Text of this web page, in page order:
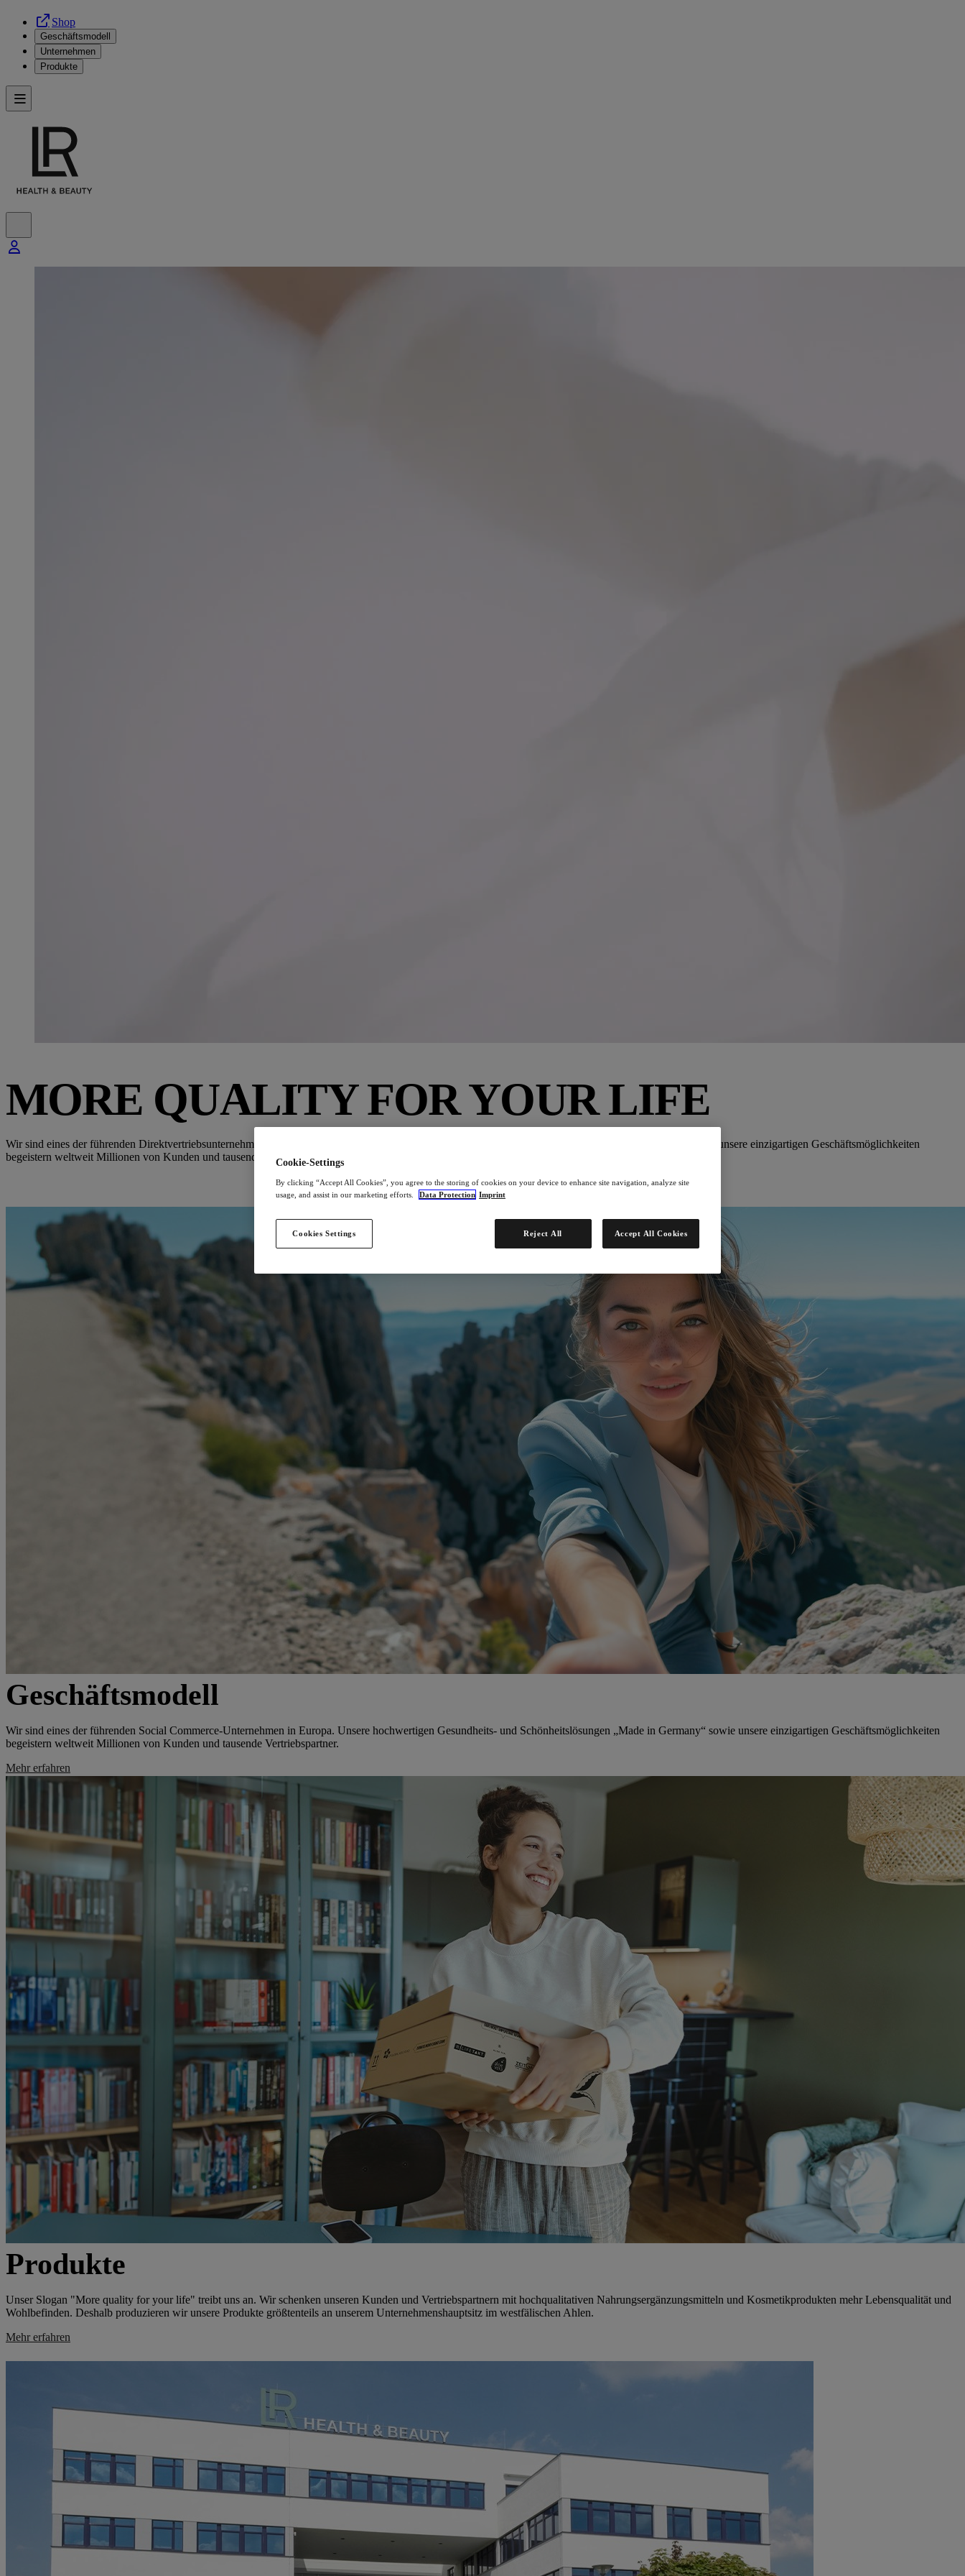
Shop
Geschäftsmodell
Unternehmen
Produkte
MORE QUALITY FOR YOUR LIFE
Wir sind eines der führenden Direktvertriebsunternehmen in Europa. Unsere hochwertigen Gesundheits- und Schönheitsprodukte „Made in Germany“ sowie unsere einzigartigen Geschäftsmöglichkeiten
begeistern weltweit Millionen von Kunden und tausende Vertriebspartner.
Geschäftsmodell
Wir sind eines der führenden Social Commerce-Unternehmen in Europa. Unsere hochwertigen Gesundheits- und Schönheitslösungen „Made in Germany“ sowie unsere einzigartigen Geschäftsmöglichkeiten
begeistern weltweit Millionen von Kunden und tausende Vertriebspartner.
Mehr erfahren
Produkte
Unser Slogan "More quality for your life" treibt uns an. Wir schenken unseren Kunden und Vertriebspartnern mit hochqualitativen Nahrungsergänzungsmitteln und Kosmetikprodukten mehr Lebensqualität und
Wohlbefinden. Deshalb produzieren wir unsere Produkte größtenteils an unserem Unternehmenshauptsitz im westfälischen Ahlen.
Mehr erfahren
Cookie-Settings
By clicking “Accept All Cookies”, you agree to the storing of cookies on your device to enhance site navigation, analyze site
usage, and assist in our marketing efforts.
Data Protection Imprint
Cookies Settings Reject All Accept All Cookies